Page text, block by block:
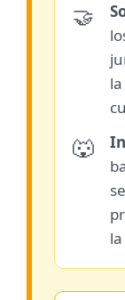
🤝
🐺